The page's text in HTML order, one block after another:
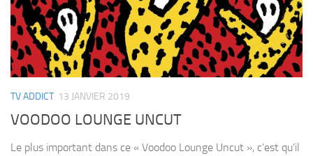
TV ADDICT 13 JANVIER 2019
VOODOO LOUNGE UNCUT
Le plus important dans ce « Voodoo Lounge Uncut », c’est qu’il